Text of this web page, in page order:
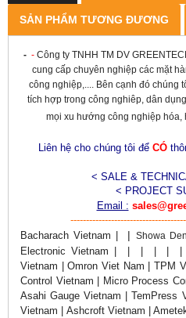
SẢN PHẨM TƯƠNG ĐƯƠNG
- - Công ty TNHH TM DV
cung cấp chuyên nghiệp các mặt
công nghiệp,.... Bên cạnh đó chúng
tích hợp trong công nghiêp, dân
mọi xu hướng công nghiệp hóa,
Liên hệ cho chúng tôi để CÓ
< SALE &
< PROJECT
Email :
BacharachVietnam | | Showa
Electronic Vietnam |
|
Vietnam | Omron Viet Nam | TPM
Control Vietnam | Micro Process
Asahi Gauge Vietnam | TemPress
Vietnam | Ashcroft Vietnam |